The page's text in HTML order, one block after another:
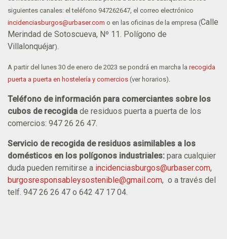
siguientes canales: el teléfono 947262647, el correo electrónico
incidenciasburgos@urbaser.com o en las oficinas de la empresa (Calle
Merindad de Sotoscueva, Nº 11. Polígono de
Villalonquéjar).
A partir del lunes 30 de enero de 2023 se pondrá en marcha la recogida
puerta a puerta en hostelería y comercios (ver horarios).
Teléfono de información para comerciantes sobre los
cubos de recogida de residuos puerta a puerta de los
comercios: 947 26 26 47.
Servicio de recogida de residuos asimilables a los
domésticos en los polígonos industriales: para cualquier
duda pueden remitirse a incidenciasburgos@urbaser.com,
burgosresponsableysostenible@gmail.com, o a través del
telf. 947 26 26 47 o 642 47 17 04.